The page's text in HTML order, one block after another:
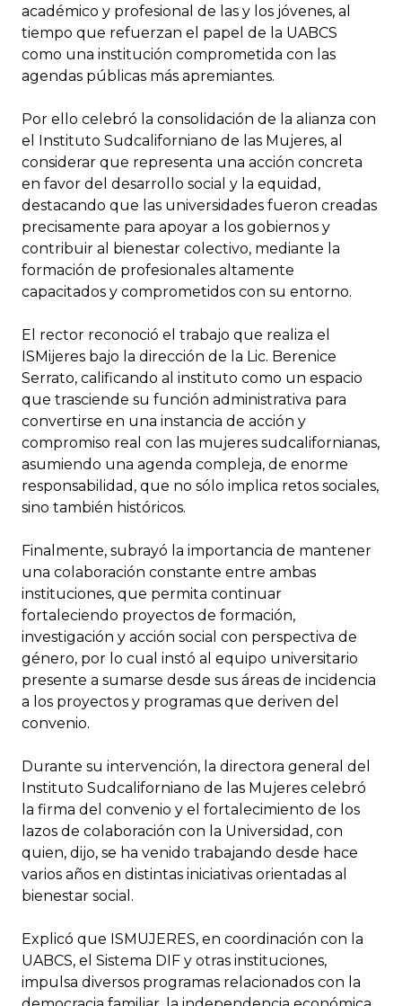
académico y profesional de las y los jóvenes, al
tiempo que refuerzan el papel de la UABCS
como una institución comprometida con las
agendas públicas más apremiantes.
Por ello celebró la consolidación de la alianza con
el Instituto Sudcaliforniano de las Mujeres, al
considerar que representa una acción concreta
en favor del desarrollo social y la equidad,
destacando que las universidades fueron creadas
precisamente para apoyar a los gobiernos y
contribuir al bienestar colectivo, mediante la
formación de profesionales altamente
capacitados y comprometidos con su entorno.
El rector reconoció el trabajo que realiza el
ISMijeres bajo la dirección de la Lic. Berenice
Serrato, calificando al instituto como un espacio
que trasciende su función administrativa para
convertirse en una instancia de acción y
compromiso real con las mujeres sudcalifornianas,
asumiendo una agenda compleja, de enorme
responsabilidad, que no sólo implica retos sociales,
sino también históricos.
Finalmente, subrayó la importancia de mantener
una colaboración constante entre ambas
instituciones, que permita continuar
fortaleciendo proyectos de formación,
investigación y acción social con perspectiva de
género, por lo cual instó al equipo universitario
presente a sumarse desde sus áreas de incidencia
a los proyectos y programas que deriven del
convenio.
Durante su intervención, la directora general del
Instituto Sudcaliforniano de las Mujeres celebró
la firma del convenio y el fortalecimiento de los
lazos de colaboración con la Universidad, con
quien, dijo, se ha venido trabajando desde hace
varios años en distintas iniciativas orientadas al
bienestar social.
Explicó que ISMUJERES, en coordinación con la
UABCS, el Sistema DIF y otras instituciones,
impulsa diversos programas relacionados con la